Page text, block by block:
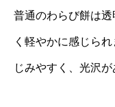
普通のわらび餅は
く軽やかに感じら
じみやすく、光沢が